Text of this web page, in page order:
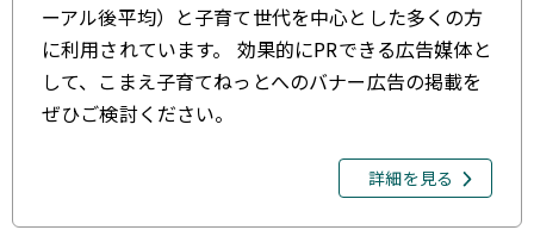
ーアル後平均）と子育て世代を中心とした多くの方
に利用されています。 効果的にPRできる広告媒体と
して、こまえ子育てねっとへのバナー広告の掲載を
ぜひご検討ください。
詳細を見る